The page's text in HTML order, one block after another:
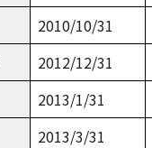
2010/10/31
2012/12/31
2013/1/31
2013/3/31